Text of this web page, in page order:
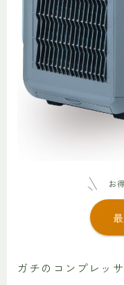
お
ガチのコンプレッ